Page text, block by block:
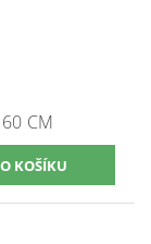
CM